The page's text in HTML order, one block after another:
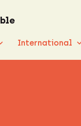
International